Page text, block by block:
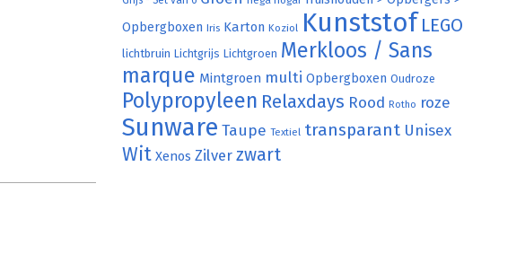
Opbergboxen Iris Karton Koziol Kunststof LEGO
lichtbruin Lichtgrijs Lichtgroen Merkloos / Sans
marque Mintgroen multi Opbergboxen Oudroze
Polypropyleen Relaxdays Rood Rotho roze
Sunware Taupe Textiel transparant Unisex
Wit Xenos Zilver zwart